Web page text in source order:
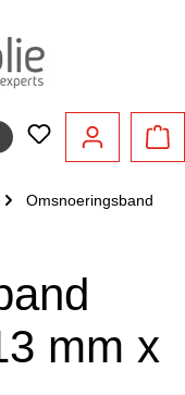
Omsnoeringsband
mm x